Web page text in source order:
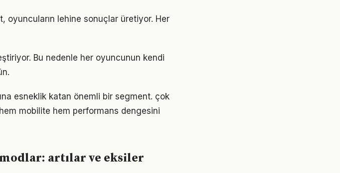
oyuncuların lehine sonuçlar üretiyor. Her
Bu nedenle her oyuncunun kendi
esneklik katan önemli bir segment. çok
mobilite hem performans dengesini
artılar ve eksiler